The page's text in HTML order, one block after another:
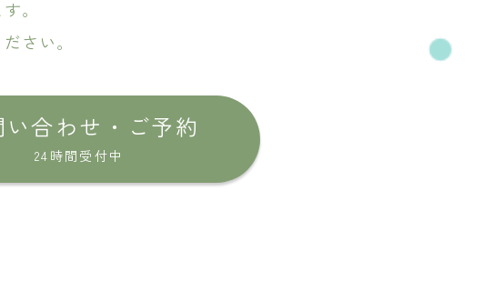
。
さい。
い合わせ・ご予約
24時間受付中